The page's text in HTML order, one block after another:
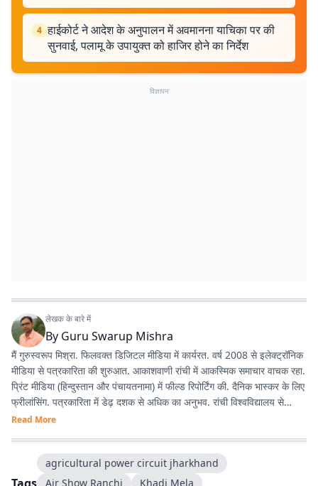
4 हाईकोर्ट ने आदेश के अनुपालन में अवमानना याचिका पर की
सुनवाई, पलामू के उपायुक्त को हाजिर होने का निर्देश
विज्ञापन
लेखक के बारे में
By Guru Swarup Mishra
मैं गुरुस्वरूप मिश्रा. फिलवक्त डिजिटल मीडिया में कार्यरत. वर्ष 2008 से इलेक्ट्रॉनिक
मीडिया से पत्रकारिता की शुरुआत. आकाशवाणी रांची में आकस्मिक समाचार वाचक रहा.
प्रिंट मीडिया (हिन्दुस्तान और पंचायतनामा) में फील्ड रिपोर्टिंग की. दैनिक भास्कर के लिए
फ्रीलांसिंग. पत्रकारिता में डेढ़ दशक से अधिक का अनुभव. रांची विश्वविद्यालय से
पत्रकारिता में एमए. 2020 और 2022 में लाडली मीडिया अवार्ड.
Read More
agricultural power circuit jharkhand
Air Show Ranchi
Khadi Mela